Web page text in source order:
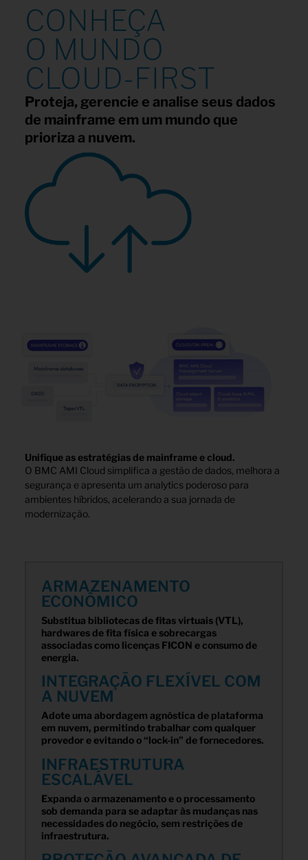
CONHEÇA
O MUNDO
CLOUD-FIRST
Proteja, gerencie e analise seus dados
de mainframe em um mundo que
prioriza a nuvem.
Unifique as estratégias de mainframe e cloud.
O BMC AMI Cloud simplifica a gestão de dados, melhora a
segurança e apresenta um analytics poderoso para
ambientes híbridos, acelerando a sua jornada de
modernização.
ARMAZENAMENTO
ECONÔMICO
Substitua bibliotecas de fitas virtuais (VTL),
hardwares de fita física e sobrecargas
associadas como licenças FICON e consumo de
energia.
INTEGRAÇÃO FLEXÍVEL COM
A NUVEM
Adote uma abordagem agnóstica de plataforma
em nuvem, permitindo trabalhar com qualquer
provedor e evitando o “lock-in” de fornecedores.
INFRAESTRUTURA
ESCALÁVEL
Expanda o armazenamento e o processamento
sob demanda para se adaptar às mudanças nas
necessidades do negócio, sem restrições de
infraestrutura.